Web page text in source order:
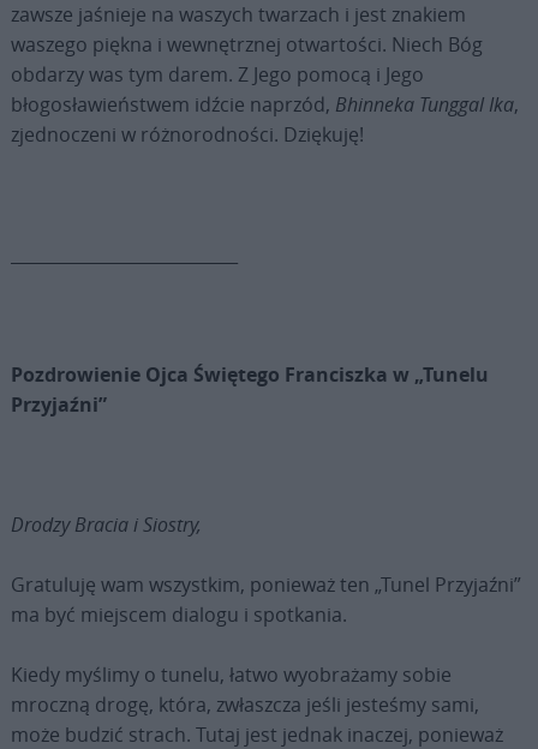
zawsze jaśnieje na waszych twarzach i jest znakiem
waszego piękna i wewnętrznej otwartości. Niech Bóg
obdarzy was tym darem. Z Jego pomocą i Jego
błogosławieństwem idźcie naprzód, Bhinneka Tunggal Ika,
zjednoczeni w różnorodności. Dziękuję!
Pozdrowienie Ojca Świętego Franciszka w „Tunelu
Przyjaźni”
Drodzy Bracia i Siostry,
Gratuluję wam wszystkim, ponieważ ten „Tunel Przyjaźni”
ma być miejscem dialogu i spotkania.
Kiedy myślimy o tunelu, łatwo wyobrażamy sobie
mroczną drogę, która, zwłaszcza jeśli jesteśmy sami,
może budzić strach. Tutaj jest jednak inaczej, ponieważ